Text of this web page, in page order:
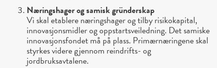
Næringshager og samisk gründerskap
Vi skal etablere næringshager og tilby risikokapital,
innovasjonsmidler og oppstartsveiledning. Det samiske
innovasjonsfondet må på plass. Primærnæringene skal
styrkes videre gjennom reindrifts- og
jordbruksavtalene.